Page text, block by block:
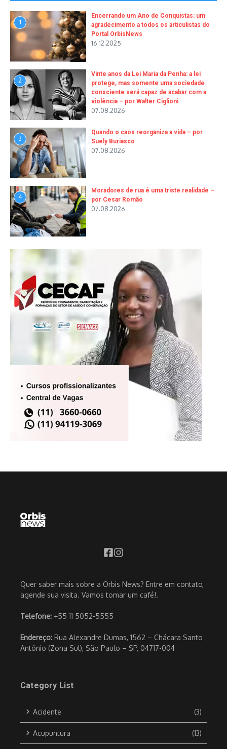
1
Encerrando um Ano de Conquistas: um
agradecimento a todos os articulistas do
Portal OrbisNews
16.12.2025
2
Vinte anos da Lei Maria da Penha: a lei
protege, mas somente uma sociedade
consciente será capaz de acabar com a
violência – por Walter Ciglioni
07.08.2026
3
Quando o caos reorganiza a vida – por
Suely Buriasco
07.08.2026
4
Moradores de rua é uma triste realidade –
por Cesar Romão
07.08.2026
Quer saber mais sobre a Orbis News? Entre em contato,
agende sua visita. Vamos tomar um café!.
Telefone: +55 11 5052-5555
Endereço: Rua Alexandre Dumas, 1562 – Chácara Santo
Antônio (Zona Sul), São Paulo – SP, 04717-004
Category List
Acidente (3)
Acupuntura (13)